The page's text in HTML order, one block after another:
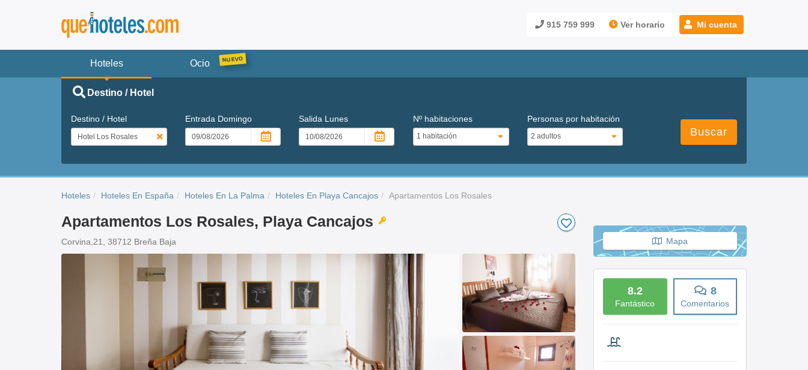
915 759 999 Ver horario Mi cuenta
Hoteles Ocio
Destino / Hotel
Destino / Hotel Entrada Domingo Salida Lunes Nº habitaciones Personas por habitación
Buscar
Hoteles Hoteles En España Hoteles En La Palma Hoteles En Playa Cancajos Apartamentos Los Rosales
Apartamentos Los Rosales, Playa Cancajos
Corvina,21, 38712 Breña Baja Mapa
8.2
Fantástico
8
Comentarios